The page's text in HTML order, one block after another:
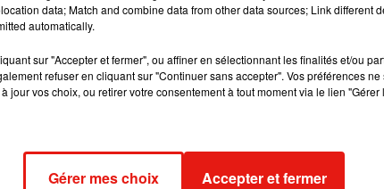
data; Match and combine data from other data sources; Link different
automatically.
sur "Accepter et fermer", ou affiner en sélectionnant les finalités et/ou
refuser en cliquant sur "Continuer sans accepter". Vos préférences
jour vos choix, ou retirer votre consentement à tout moment via le lien
Gérer mes choix Accepter et fermer